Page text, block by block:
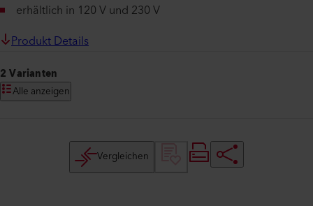
erhältlich in 120 V und 230 V
Produkt Details
2 Varianten
Alle anzeigen
Vergleichen